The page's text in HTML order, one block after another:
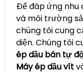
Để đáp ứng nhu
và môi trường
chúng tôi cung
diện. Chúng tôi
ép dầu bán tự
Máy ép dầu vít